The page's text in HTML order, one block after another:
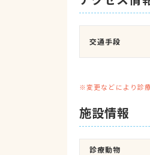
交通手段
※変更などにより診
施設情報
診療動物